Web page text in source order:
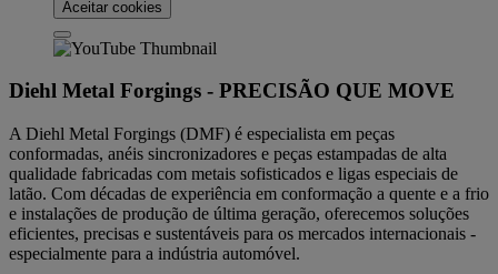
Aceitar cookies
Diehl Metal Forgings - PRECISÃO QUE MOVE
A Diehl Metal Forgings (DMF) é especialista em peças
conformadas, anéis sincronizadores e peças estampadas de alta
qualidade fabricadas com metais sofisticados e ligas especiais de
latão. Com décadas de experiência em conformação a quente e a frio
e instalações de produção de última geração, oferecemos soluções
eficientes, precisas e sustentáveis para os mercados internacionais -
especialmente para a indústria automóvel.